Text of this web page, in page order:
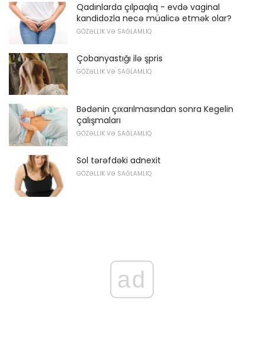
Qadınlarda çılpaqlıq - evdə vaginal
kandidozla necə müalicə etmək olar?
GÖZƏLLIK VƏ SAĞLAMLIQ
Çobanyastığı ilə şpris
GÖZƏLLIK VƏ SAĞLAMLIQ
Bədənin çıxarılmasından sonra Kegelin
çalışmaları
GÖZƏLLIK VƏ SAĞLAMLIQ
Sol tərəfdəki adnexit
GÖZƏLLIK VƏ SAĞLAMLIQ
ad